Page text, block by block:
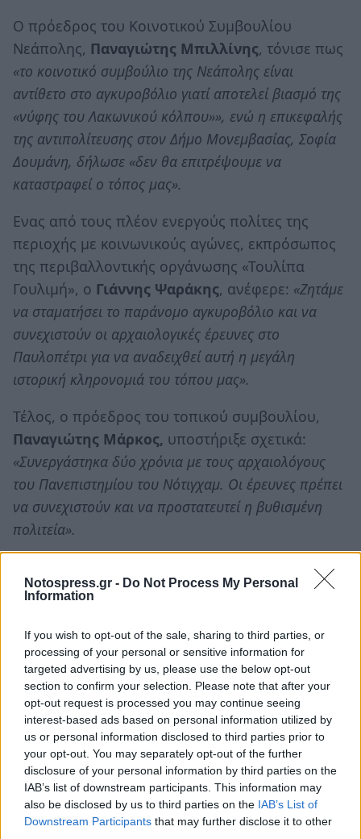
Notospress.gr - Do Not Process My Personal
Information
If you wish to opt-out of the sale, sharing to third parties, or
processing of your personal or sensitive information for
targeted advertising by us, please use the below opt-out
section to confirm your selection. Please note that after your
opt-out request is processed you may continue seeing
interest-based ads based on personal information utilized by
us or personal information disclosed to third parties prior to
your opt-out. You may separately opt-out of the further
disclosure of your personal information by third parties on the
IAB’s list of downstream participants. This information may
also be disclosed by us to third parties on the IAB’s List of
Downstream Participants that may further disclose it to other
Ο πρόεδρος του Κοινοτικού Συμβουλίου
Νεάπολης, Παναγιώτης Μπιλλίνης, τόνισε πως
«το κοινοτικό συμβούλιο της Νεάπολης είναι
αντίθετο στο αγκυροβόλιο γιατί αποτελεί βιασμό της
«νύφης του Λακωνικού κόλπου»», ενώ η επικεφαλής
της αντιπολίτευσης στον Δήμο Μονεμβασίας, Σοφία
Δουμάνη, δήλωσε «δεν θα επιτρέψουμε να
καταστραφεί ο τόπος μας».
Ενας από τους πλέον ενεργούς πολίτες της
περιοχής με κοινωνικούς αγώνες, εκπρόσωπος
της περιβαλλοντικής οργάνωσης «Τουλίπα
Γουλιμή», ο Γιάννης Ψαράκης, ανέφερε: «Ζητάμε
να σταματήσει το παράνομο αγκυροβόλιο και να
συνεχιστούν οι αρχαιολογικές έρευνες στο
Παυλοπέτρι για να αναδειχθεί αυτή η μεγάλη
ιστορική κληρονομιά του τόπου μας».
Τέλος, ο πρόεδρος του τοπικού συμβουλίου,
Παναγιώτης Μάρκος, υποστήριξε σχετικά:
«Συνεργάστηκα δύο χρόνια με τους αρχαιολόγους
του Πανεπιστημίου του Νότιγχαμ. Οι έρευνες πρέπει
να συνεχιστούν και να προστατευτεί η βυθισμένη
πολιτεία».
Είναι σαφές πως η ευθύνη της κυβέρνησης και
των αρμόδιων κρατικών θεσμών είναι τεράστιες
των κινητοποιήσεων και της προστασίας του
παγκόσμιου αυτού μνημείου και του
περιβάλλοντος που το περικλείει πέφτει στους
ώμους των νέων δημοτικών αρχών της
Μονεμβασίας και της Ελαφονήσου, που πρέπει
να πρωτοστατούν στην υπεράσπιση των
συμφερόντων της περιοχής.
Μάλιστα, έγκυροι γνώστες του αντικειμένου,
όπως εμποροπλοίαρχοι που αρθρογραφούν